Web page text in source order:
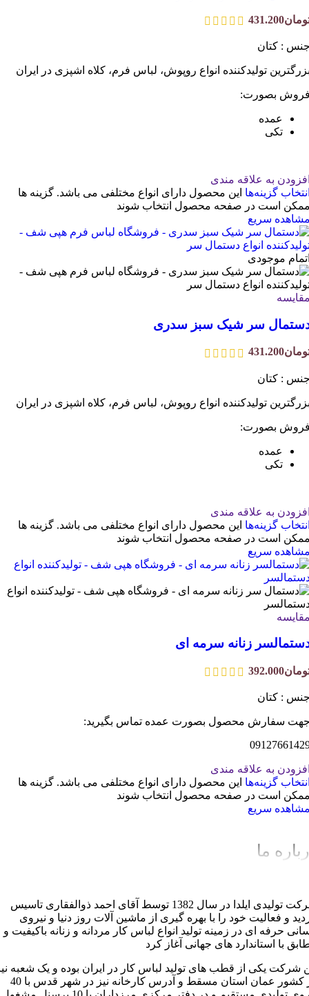
431.200
: کتان
تولیدکننده انواع روپوش، لباس فرم، کلاه اشپزی در ایران
بصورت:
عمده
تکی
به علاقه مندی
گزینه‌ها این محصول دارای انواع مختلفی می باشد. گزینه ها
است در صفحه محصول انتخاب شوند
سریع
موجودی
سر شیک سبز سدری
431.200
: کتان
تولیدکننده انواع روپوش، لباس فرم، کلاه اشپزی در ایران
بصورت:
عمده
تکی
به علاقه مندی
گزینه‌ها این محصول دارای انواع مختلفی می باشد. گزینه ها
است در صفحه محصول انتخاب شوند
سریع
زنانه سرمه ای
392.000
: کتان
سفارش محصول بصورت عمده تماس بگیرید:
به علاقه مندی
گزینه‌ها این محصول دارای انواع مختلفی می باشد. گزینه ها
است در صفحه محصول انتخاب شوند
سریع
ما
شرکت تولیدی ایلدا در سال 1382 توسط آقای احمد ذوالفقاری تاسیس
و فعالیت خود را با بهره گیری از ماشین آلات روز دنیا و نیروی
حرفه ای در زمینه تولید انواع لباس کار مردانه و زنانه باکیفیت و
با استاندارد های جهانی آغاز کرد
شرکت یکی از قطب های تولید لباس کار در ایران بوده و یک شعبه
در کشور عمان استان مسقط و آدرس کارخانه نیز در شهر قدس با 40